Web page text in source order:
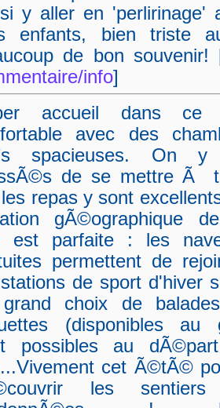
y aller en 'perlirinage'
enfants, bien triste
de bon souvenir!
info]
accueil dans ce
avec des
spacieuses. On y
de se mettre Ã
repas y sont
gÃ©ographique
est parfaite : les
permettent de
de sport d'hiver
choix de
(disponibles au
possibles au
cet Ã©tÃ©
les